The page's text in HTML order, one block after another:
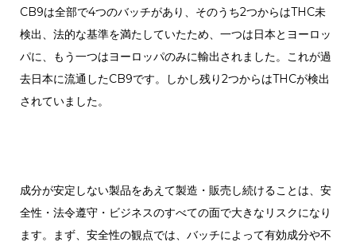
CB9は全部で4つのバッチがあり、そのうち2つからはTHC未
検出、法的な基準を満たしていたため、一つは日本とヨーロッ
パに、もう一つはヨーロッパのみに輸出されました。これが過
去日本に流通したCB9です。しかし残り2つからはTHCが検出
されていました。
成分が安定しない製品をあえて製造・販売し続けることは、安
全性・法令遵守・ビジネスのすべての面で大きなリスクになり
ます。まず、安全性の観点では、バッチによって有効成分や不